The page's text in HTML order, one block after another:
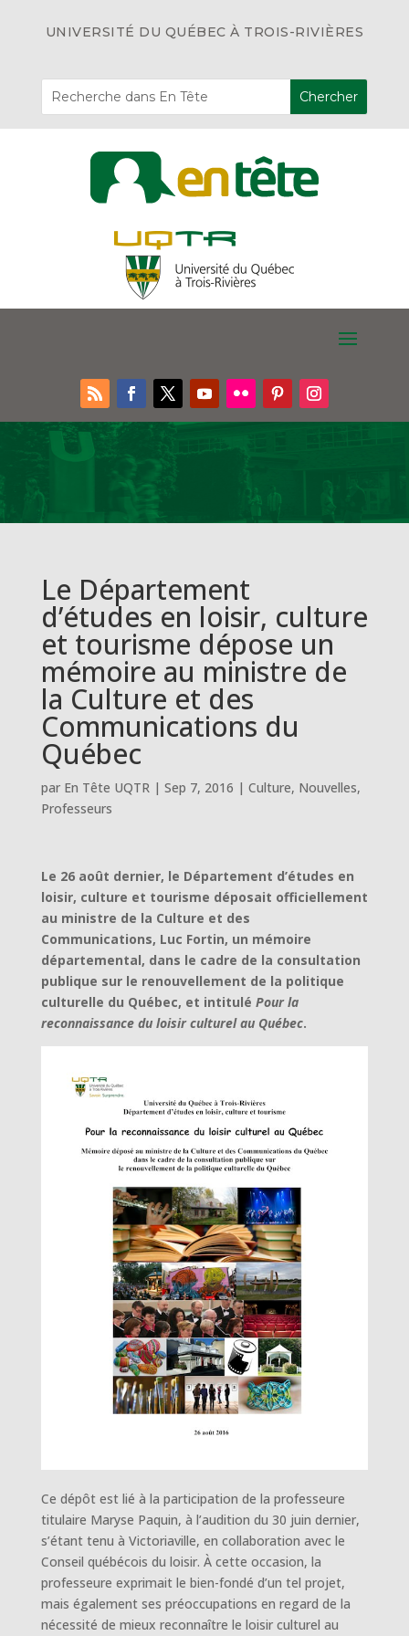
UNIVERSITÉ DU QUÉBEC À TROIS-RIVIÈRES
Le Département
d’études en loisir, culture
et tourisme dépose un
mémoire au ministre de
la Culture et des
Communications du
Québec
par En Tête UQTR| Sep 7, 2016 | Culture, Nouvelles,
Professeurs
Le 26 août dernier, le Département d’études en
loisir, culture et tourisme déposait officiellement
au ministre de la Culture et des
Communications, Luc Fortin, un mémoire
départemental, dans le cadre de la consultation
publique sur le renouvellement de la politique
culturelle du Québec, et intitulé Pour la
reconnaissance du loisir culturel au Québec.
Ce dépôt est lié à la participation de la professeure
titulaire Maryse Paquin, à l’audition du 30 juin dernier,
s’étant tenu à Victoriaville, en collaboration avec le
Conseil québécois du loisir. À cette occasion, la
professeure exprimait le bien-fondé d’un tel projet,
mais également ses préoccupations en regard de la
nécessité de mieux reconnaître le loisir culturel au